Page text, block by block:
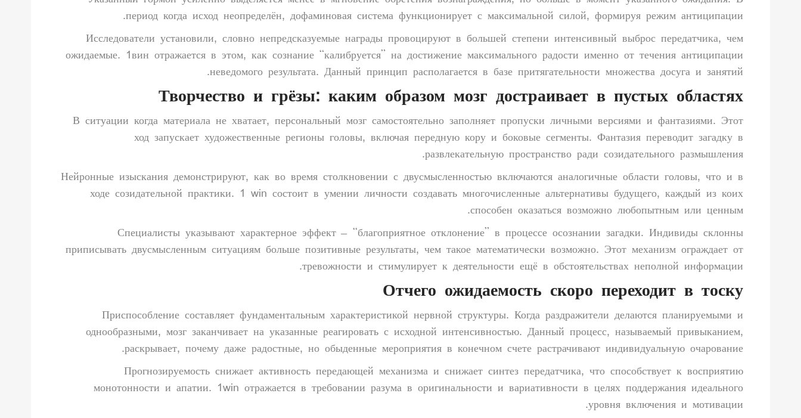
период когда исход неопределён, дофаминовая система функционирует с максимальной силой, формируя режим антиципации.
Исследователи установили, словно непредсказуемые награды провоцируют в большей степени интенсивный выброс передатчика, чем
ожидаемые. 1вин отражается в этом, как сознание “калибруется” на достижение максимального радости именно от течения антиципации
неведомого результата. Данный принцип располагается в базе притягательности множества досуга и занятий.
Творчество и грёзы: каким образом мозг достраивает в пустых областях
В ситуации когда материала не хватает, персональный мозг самостоятельно заполняет пропуски личными версиями и фантазиями. Этот
ход запускает художественные регионы головы, включая передную кору и боковые сегменты. Фантазия переводит загадку в
развлекательную пространство ради созидательного размышления.
Нейронные изыскания демонстрируют, как во время столкновении с двусмысленностью включаются аналогичные области головы, что и в
ходе созидательной практики. 1 win состоит в умении личности создавать многочисленные альтернативы будущего, каждый из коих
способен оказаться возможно любопытным или ценным.
Специалисты указывают характерное эффект – “благоприятное отклонение” в процессе осознании загадки. Индивиды склонны
приписывать двусмысленным ситуациям больше позитивные результаты, чем такое математически возможно. Этот механизм ограждает от
тревожности и стимулирует к деятельности ещё в обстоятельствах неполной информации.
Отчего ожидаемость скоро переходит в тоску
Приспособление составляет фундаментальным характеристикой нервной структуры. Когда раздражители делаются планируемыми и
однообразными, мозг заканчивает на указанные реагировать с исходной интенсивностью. Данный процесс, называемый привыканием,
раскрывает, почему даже радостные, но обыденные мероприятия в конечном счете растрачивают индивидуальную очарование.
Прогнозируемость снижает активность передающей механизма и снижает синтез передатчика, что способствует к восприятию
монотонности и апатии. 1win отражается в требовании разума в оригинальности и вариативности в целях поддержания идеального
уровня включения и мотивации.